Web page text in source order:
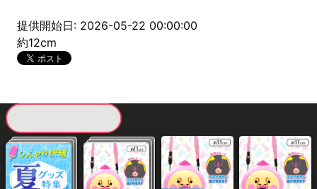
提供開始日: 2026-05-22 00:00:00
約12cm